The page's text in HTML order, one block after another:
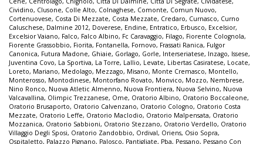
Cividino, Clusone, Colle Alto, Colnaghese, Comonte, Comun Nuovo,
Cortenuovese, Costa Di Mezzate, Costa Mezzate, Credaro, Curnasco, Curno
Caluschese, Dalmine 2012, Doverese, Endine, Entratico, Erbusco, Excelsior,
Excelsior Vaiano, Falco, Falco Albino, Fc Caravaggio, Filago, Fiorente Colognola,
Fiorente Grassobbio, Fiorita, Fontanella, Fornovo, Frassati Ranica, Fulgor
Canonica, Futura Madone, Ghiaie, Gorlago, Gorle, Interseriatese, Inzago, Issese,
Juventina Covo, La Sportiva, La Torre, Lallio, Levate, Libertas Casiratese, Locate,
Loreto, Mariano, Medolago, Mezzago, Misano, Monte Cremasco, Montello,
Monterosso, Montodinese, Montorfano Rovato, Monvico, Mozzo, Nembrese,
Nino Ronco, Nuova Atletic Almenno, Nuova Frontiera, Nuova Selvino, Nuova
Valcavallina, Olimpic Trezzanese, Ome, Oratorio Albino, Oratorio Boccaleone,
Oratorio Brusaporto, Oratorio Calvenzano, Oratorio Cologno, Oratorio Costa
Mezzate, Oratorio Leffe, Oratorio Maclodio, Oratorio Malpensata, Oratorio
Mozzanica, Oratorio Sabbioni, Oratorio Stezzano, Oratorio Verdello, Oratorio
Villaggio Degli Sposi, Oratorio Zandobbio, Ordival, Oriens, Osio Sopra,
Ospitaletto, Palazzo Pignano, Palosco, Pantigliate, Pba, Pessano, Pessano Con